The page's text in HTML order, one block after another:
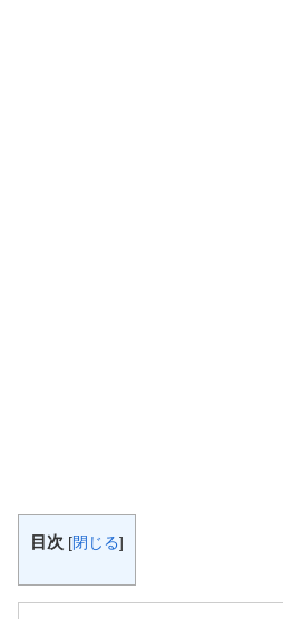
目次 [閉じる]